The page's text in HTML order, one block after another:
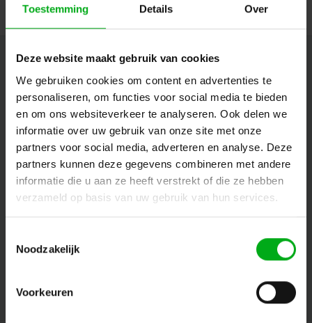
Toestemming Details Over
Deze website maakt gebruik van cookies
We gebruiken cookies om content en advertenties te
personaliseren, om functies voor social media te bieden
en om ons websiteverkeer te analyseren. Ook delen we
informatie over uw gebruik van onze site met onze
partners voor social media, adverteren en analyse. Deze
partners kunnen deze gegevens combineren met andere
informatie die u aan ze heeft verstrekt of die ze hebben
verzameld op basis van uw gebruik van hun services.
Noodzakelijk
Voorkeuren
Nieuwsbrief
Ontvang de laatste updates, nieuws en aanbiedingen via email
Volg ons
Klantenservice